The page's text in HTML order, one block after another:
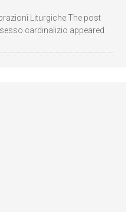
Liturgiche The post
cardinalizio appeared